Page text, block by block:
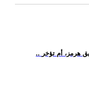
هرمز، أم تؤخر